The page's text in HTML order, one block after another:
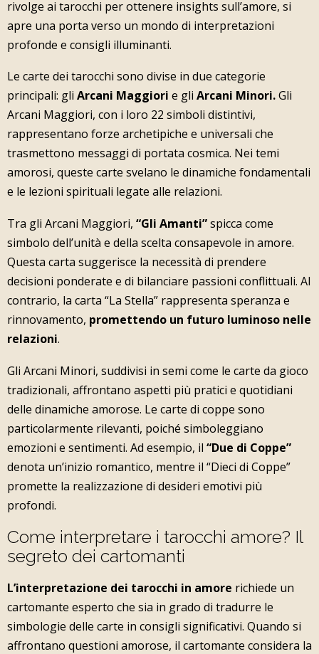
rivolge ai tarocchi per ottenere insights sull’amore, si
apre una porta verso un mondo di interpretazioni
profonde e consigli illuminanti.
Le carte dei tarocchi sono divise in due categorie
principali: gli Arcani Maggiori e gli Arcani Minori.Gli
Arcani Maggiori, con i loro 22 simboli distintivi,
rappresentano forze archetipiche e universali che
trasmettono messaggi di portata cosmica. Nei temi
amorosi, queste carte svelano le dinamiche fondamentali
e le lezioni spirituali legate alle relazioni.
Tra gli Arcani Maggiori, “Gli Amanti”spicca come
simbolo dell’unità e della scelta consapevole in amore.
Questa carta suggerisce la necessità di prendere
decisioni ponderate e di bilanciare passioni conflittuali. Al
contrario, la carta “La Stella” rappresenta speranza e
rinnovamento, promettendo un futuro luminoso nelle
relazioni.
Gli Arcani Minori, suddivisi in semi come le carte da gioco
tradizionali, affrontano aspetti più pratici e quotidiani
delle dinamiche amorose. Le carte di coppe sono
particolarmente rilevanti, poiché simboleggiano
emozioni e sentimenti. Ad esempio, il “Due di Coppe”
denota un’inizio romantico, mentre il “Dieci di Coppe”
promette la realizzazione di desideri emotivi più
profondi.
Come interpretare i tarocchi amore? Il
segreto dei cartomanti
L’interpretazione dei tarocchi in amore richiede un
cartomante esperto che sia in grado di tradurre le
simbologie delle carte in consigli significativi. Quando si
affrontano questioni amorose, il cartomante considera la